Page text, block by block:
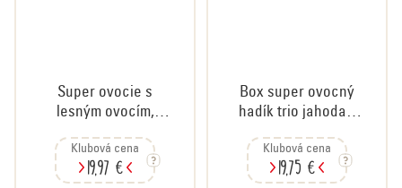
Super ovocie s
lesným ovocím,
Klubová cena
19,97 €
Box super ovocný
hadík trio jahoda -
26x20g + hadie
kvarteto
Klubová cena
19,75 €